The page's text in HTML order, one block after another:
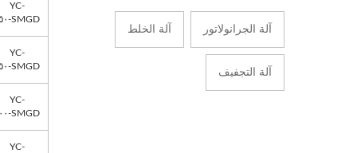
YC-
SMGD-١٥٠
YC-
SMGD-٢٥٠
YC-
SMGD-٣٠٠
YC-
آلة الجرانولاتور آلة الخلط
آلة التجفيف